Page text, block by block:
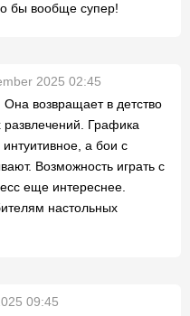
бы вообще супер!
2025 02:45
Она возвращает в детство
развлечений. Графика
а бои с
Возможность играть с
еще интереснее.
настольных
09:45